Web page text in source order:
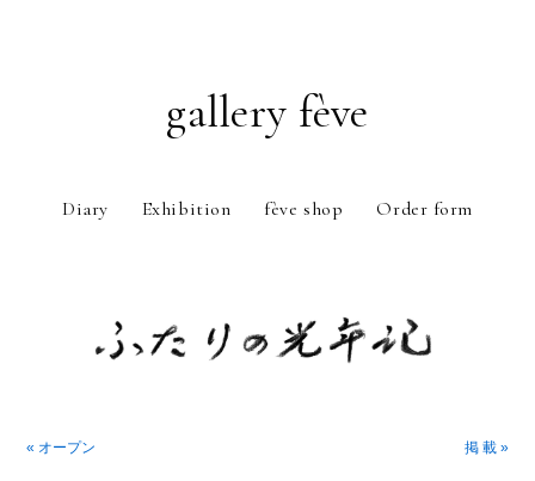
gallery fève
Diary Exhibition fève shop Order form
« オープン
掲 載 »